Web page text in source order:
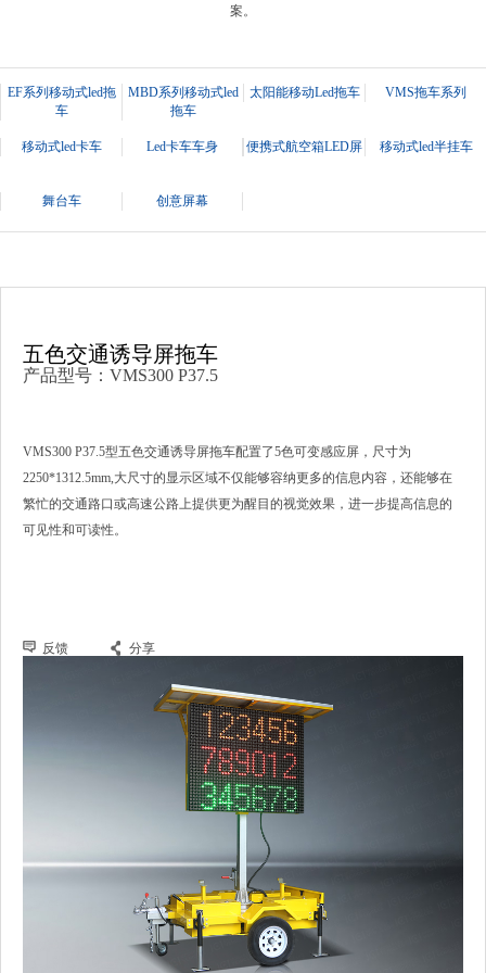
案。
EF系列移动式led拖
车
MBD系列移动式led
拖车
太阳能移动Led拖车 VMS拖车系列
移动式led卡车 Led卡车车身 便携式航空箱LED屏 移动式led半挂车
舞台车 创意屏幕
五色交通诱导屏拖车
产品型号：VMS300 P37.5
VMS300 P37.5型五色交通诱导屏拖车配置了5色可变感应屏 ，尺寸为
2250*1312.5mm,大尺寸的显示区域不仅能够容纳更多的信息内容，还能够在
繁忙的交通路口或高速公路上提供更为醒目的视觉效果，进一步提高信息的
可见性和可读性。
反馈 分享